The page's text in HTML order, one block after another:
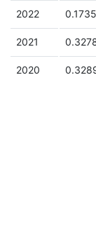
2022 0.1735
2021
2020